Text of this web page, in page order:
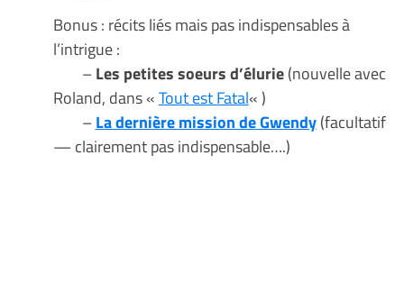
Bonus : récits liés mais pas indispensables à
l’intrigue :
–Les petites soeurs d’élurie(nouvelle avec
Roland, dans «Tout est Fatal« )
–La dernière mission de Gwendy(facultatif
— clairement pas indispensable….)